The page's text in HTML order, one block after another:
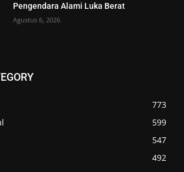
Pengendara Alami Luka Berat
Agustus 6, 2026
773
599
547
492